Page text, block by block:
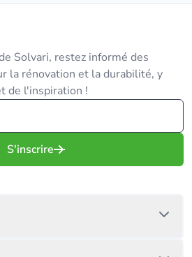
Solvari, restez informé des
la rénovation et la durabilité, y
de l'inspiration !
S'inscrire